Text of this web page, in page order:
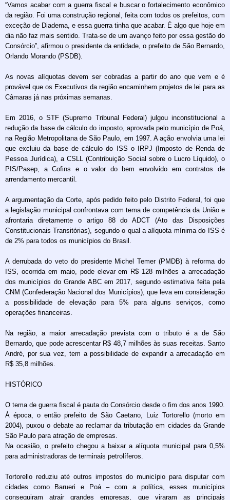
“Vamos acabar com a guerra fiscal e buscar o fortalecimento econômico
da região. Foi uma construção regional, feita com todos os prefeitos, com
exceção de Diadema, e essa guerra tinha que acabar. É algo que hoje em
dia não faz mais sentido. Trata-se de um avanço feito por essa gestão do
Consórcio”, afirmou o presidente da entidade, o prefeito de São Bernardo,
Orlando Morando (PSDB).
As novas alíquotas devem ser cobradas a partir do ano que vem e é
provável que os Executivos da região encaminhem projetos de lei para as
Câmaras já nas próximas semanas.
Em 2016, o STF (Supremo Tribunal Federal) julgou inconstitucional a
redução da base de cálculo do imposto, aprovada pelo município de Poá,
na Região Metropolitana de São Paulo, em 1997. A ação envolvia uma lei
que excluiu da base de cálculo do ISS o IRPJ (Imposto de Renda de
Pessoa Jurídica), a CSLL (Contribuição Social sobre o Lucro Líquido), o
PIS/Pasep, a Cofins e o valor do bem envolvido em contratos de
arrendamento mercantil.
A argumentação da Corte, após pedido feito pelo Distrito Federal, foi que
a legislação municipal confrontava com tema de competência da União e
afrontaria diretamente o artigo 88 do ADCT (Ato das Disposições
Constitucionais Transitórias), segundo o qual a alíquota mínima do ISS é
de 2% para todos os municípios do Brasil.
A derrubada do veto do presidente Michel Temer (PMDB) à reforma do
ISS, ocorrida em maio, pode elevar em R$ 128 milhões a arrecadação
dos municípios do Grande ABC em 2017, segundo estimativa feita pela
CNM (Confederação Nacional dos Municípios), que leva em consideração
a possibilidade de elevação para 5% para alguns serviços, como
operações financeiras.
Na região, a maior arrecadação prevista com o tributo é a de São
Bernardo, que pode acrescentar R$ 48,7 milhões às suas receitas. Santo
André, por sua vez, tem a possibilidade de expandir a arrecadação em
R$ 35,8 milhões.
HISTÓRICO
O tema de guerra fiscal é pauta do Consórcio desde o fim dos anos 1990.
À época, o então prefeito de São Caetano, Luiz Tortorello (morto em
2004), puxou o debate ao reclamar da tributação em cidades da Grande
São Paulo para atração de empresas.
Na ocasião, o prefeito chegou a baixar a alíquota municipal para 0,5%
para administradoras de terminais petrolíferos.
Tortorello reduziu até outros impostos do município para disputar com
cidades como Barueri e Poá – com a política, esses municípios
conseguiram atrair grandes empresas, que viraram as principais